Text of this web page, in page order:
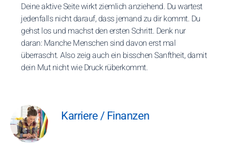
Deine aktive Seite wirkt ziemlich anziehend. Du wartest
jedenfalls nicht darauf, dass jemand zu dir kommt. Du
gehst los und machst den ersten Schritt. Denk nur
daran: Manche Menschen sind davon erst mal
überrascht. Also zeig auch ein bisschen Sanftheit, damit
dein Mut nicht wie Druck rüberkommt.
Karriere / Finanzen